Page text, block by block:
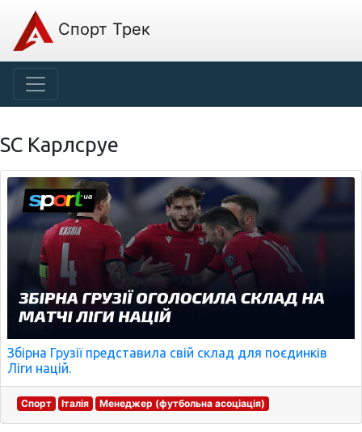
Спорт Трек
SC Карлсруе
Збірна Грузії представила свій склад для поєдинків
Ліги націй.
Спорт Італія Менеджер (футбольна асоціація)